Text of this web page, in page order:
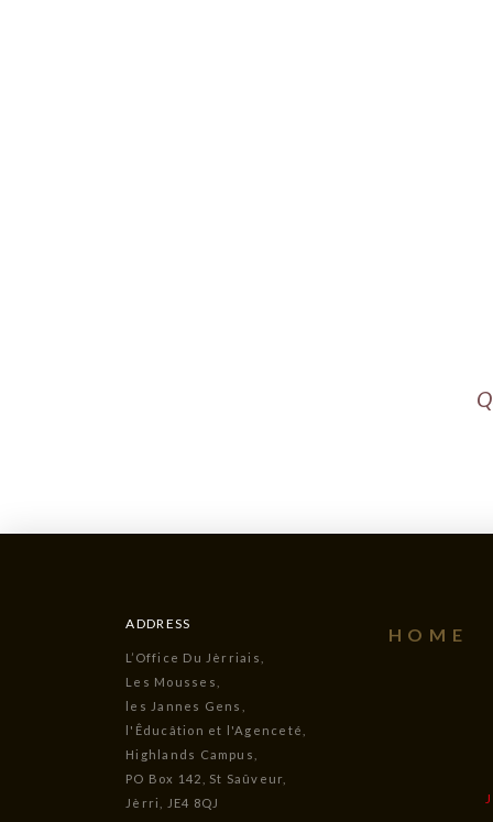
ADDRESS
L’Office Du Jèrriais,
Les Mousses,
les Jannes Gens,
l'Êducâtion et l'Agenceté,
Highlands Campus,
PO Box 142, St Saûveur,
Jèrri, JE4 8QJ
HOME